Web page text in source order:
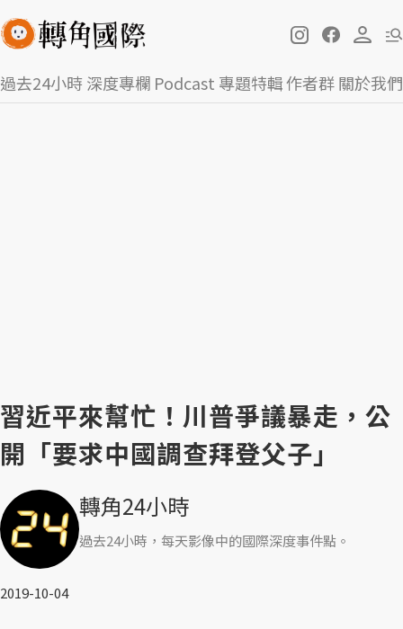
過去24小時深度專欄 Podcast 專題特輯作者群關於我們
習近平來幫忙！川普爭議暴走，公
開「要求中國調查拜登父子」
轉角24小時
過去24小時，每天影像中的國際深度事件點。
2019-10-04